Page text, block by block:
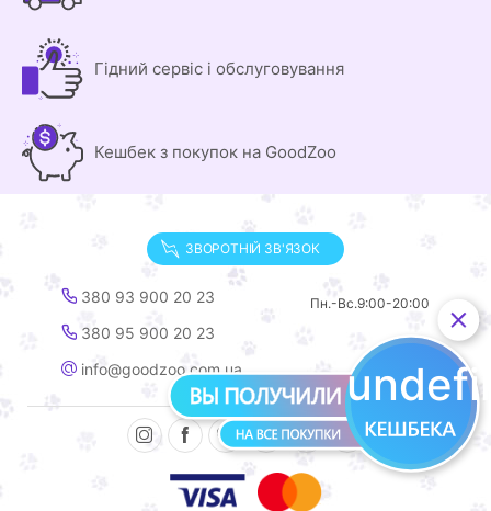
Гідний сервіс і обслуговування
Кешбек з покупок на GoodZoo
ЗВОРОТНІЙ ЗВ'ЯЗОК
380 93 900 20 23
380 95 900 20 23
info@goodzoo.com.ua
Пн.-Вс.9:00-20:00